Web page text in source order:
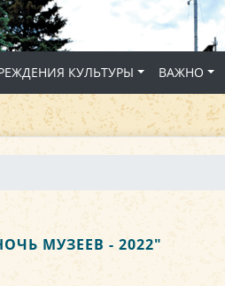
КУЛЬТУРЫ ВАЖНО
МУЗЕЕВ - 2022"